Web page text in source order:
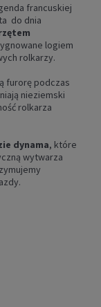
francuskiej
do dnia
logiem
rolkarzy.
furorę podczas
nieziemski
rolkarza
dynama, które
wytwarza